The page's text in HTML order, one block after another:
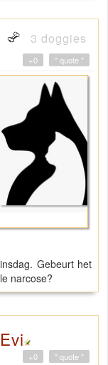
3 doggies
" quote "
+0
Gebeurt het
narcose?
" quote "
+0